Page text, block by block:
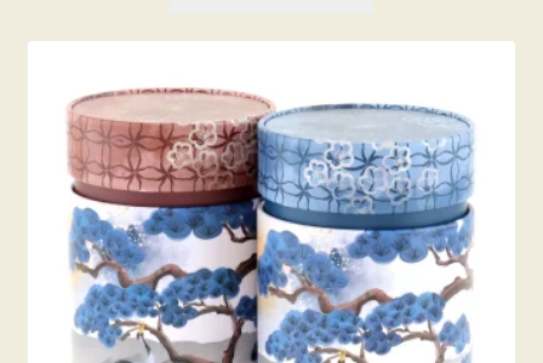
optie
kan
gekozen
worden
de
productpagina